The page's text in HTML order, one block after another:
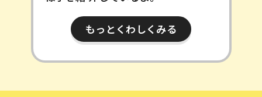
もっとくわしくみる